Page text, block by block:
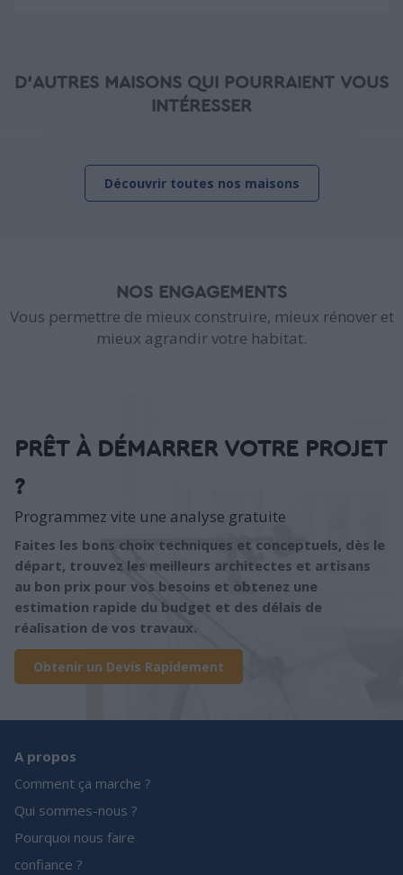
D'AUTRES MAISONS QUI POURRAIENT VOUS
INTÉRESSER
Découvrir toutes nos maisons
NOS ENGAGEMENTS
Vous permettre de mieux construire, mieux rénover et
mieux agrandir votre habitat.
PRÊT À DÉMARRER VOTRE PROJET
?
Programmez vite une analyse gratuite
Faites les bons choix techniques et conceptuels, dès le
départ, trouvez les meilleurs architectes et artisans
au bon prix pour vos besoins et obtenez une
estimation rapide du budget et des délais de
réalisation de vos travaux.
Obtenir un Devis Rapidement
A propos
Comment ça marche ?
Qui sommes-nous ?
Pourquoi nous faire
confiance ?